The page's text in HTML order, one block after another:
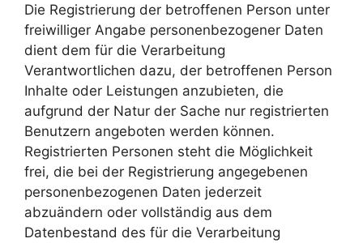
Die Registrierung der betroffenen Person unter
freiwilliger Angabe personenbezogener Daten
dient dem für die Verarbeitung
Verantwortlichen dazu, der betroffenen Person
Inhalte oder Leistungen anzubieten, die
aufgrund der Natur der Sache nur registrierten
Benutzern angeboten werden können.
Registrierten Personen steht die Möglichkeit
frei, die bei der Registrierung angegebenen
personenbezogenen Daten jederzeit
abzuändern oder vollständig aus dem
Datenbestand des für die Verarbeitung